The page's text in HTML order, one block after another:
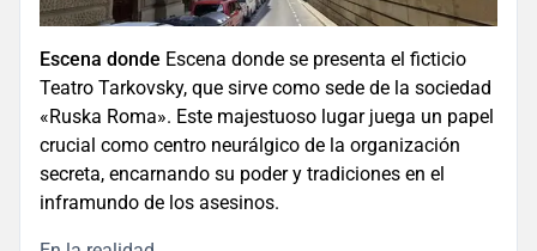
Escena donde Escena donde se presenta el ficticio
Teatro Tarkovsky, que sirve como sede de la sociedad
«Ruska Roma». Este majestuoso lugar juega un papel
crucial como centro neurálgico de la organización
secreta, encarnando su poder y tradiciones en el
inframundo de los asesinos.